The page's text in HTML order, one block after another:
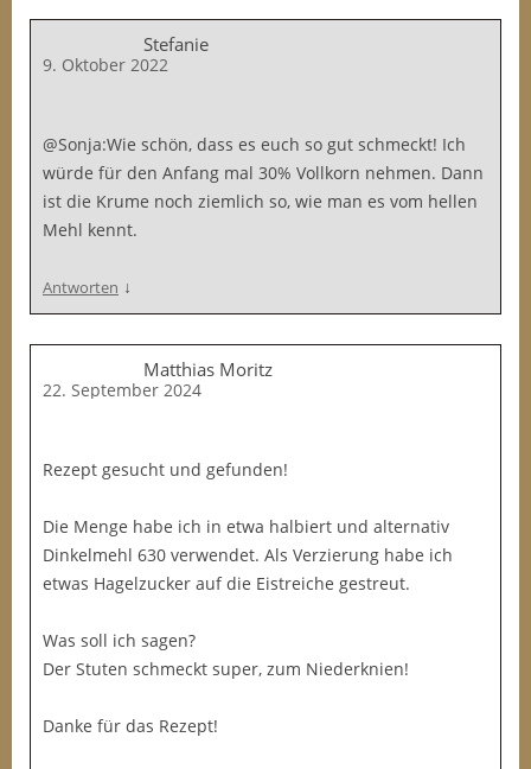
Stefanie
9. Oktober 2022
@Sonja:Wie schön, dass es euch so gut schmeckt! Ich
würde für den Anfang mal 30% Vollkorn nehmen. Dann
ist die Krume noch ziemlich so, wie man es vom hellen
Mehl kennt.
Antworten ↓
Matthias Moritz
22. September 2024
Rezept gesucht und gefunden!
Die Menge habe ich in etwa halbiert und alternativ
Dinkelmehl 630 verwendet. Als Verzierung habe ich
etwas Hagelzucker auf die Eistreiche gestreut.
Was soll ich sagen?
Der Stuten schmeckt super, zum Niederknien!
Danke für das Rezept!